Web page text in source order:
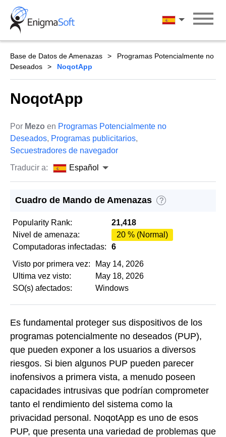
Skip
content
Español
Base de Datos de Amenazas
Programas Potencialmente no
Deseados
NoqotApp
NoqotApp
Por Mezo en Programas Potencialmente no
Deseados, Programas publicitarios,
Secuestradores de navegador
Traducir a:
Español
Cuadro de Mando de Amenazas ?
Popularity Rank:
21,418
Nivel de amenaza:
20 % (Normal)
Computadoras infectadas:
6
Visto por primera vez:
May 14, 2026
Ultima vez visto:
May 18, 2026
SO(s) afectados:
Windows
Es fundamental proteger sus dispositivos de los
programas potencialmente no deseados (PUP),
que pueden exponer a los usuarios a diversos
riesgos. Si bien algunos PUP pueden parecer
inofensivos a primera vista, a menudo poseen
capacidades intrusivas que podrían comprometer
tanto el rendimiento del sistema como la
privacidad personal. NoqotApp es uno de esos
PUP, que presenta una variedad de problemas que